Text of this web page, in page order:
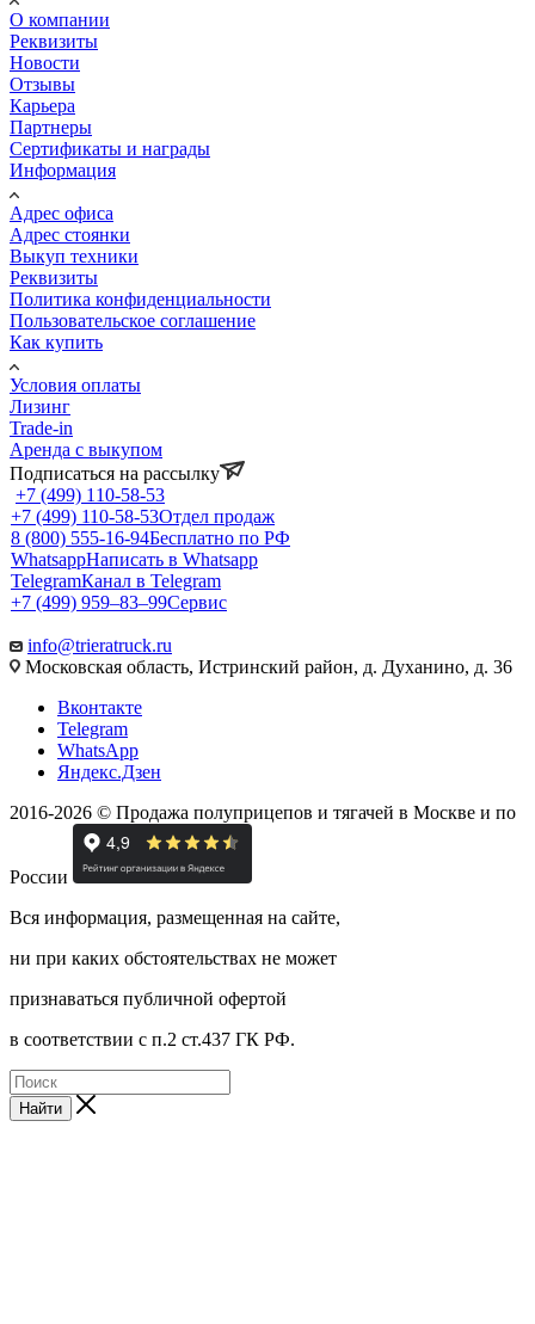
О компании
Реквизиты
Новости
Отзывы
Карьера
Партнеры
Сертификаты и награды
Информация
Адрес офиса
Адрес стоянки
Выкуп техники
Реквизиты
Политика конфиденциальности
Пользовательское соглашение
Как купить
Условия оплаты
Лизинг
Trade-in
Аренда с выкупом
Подписаться на рассылку
+7 (499) 110-58-53
+7 (499) 110-58-53Отдел продаж
8 (800) 555-16-94Бесплатно по РФ
WhatsappНаписать в Whatsapp
TelegramКанал в Telegram
+7 (499) 959‒83‒99Сервис
info@trieratruck.ru
Московская область, Истринский район, д. Духанино, д. 36
Вконтакте
Telegram
WhatsApp
Яндекс.Дзен
2016-2026 © Продажа полуприцепов и тягачей в Москве и по
России
Вся информация, размещенная на сайте,
ни при каких обстоятельствах не может
признаваться публичной офертой
в соответствии с п.2 ст.437 ГК РФ.
Найти